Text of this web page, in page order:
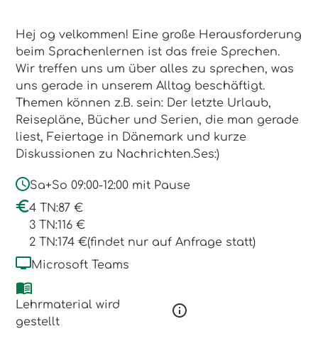
Hej og velkommen! Eine große Herausforderung
beim Sprachenlernen ist das freie Sprechen.
Wir treffen uns um über alles zu sprechen, was
uns gerade in unserem Alltag beschäftigt.
Themen können z.B. sein: Der letzte Urlaub,
Reisepläne, Bücher und Serien, die man gerade
liest, Feiertage in Dänemark und kurze
Diskussionen zu Nachrichten.Ses:)
Sa+So 09:00-12:00 mit Pause
4 TN:87 €
3 TN:116 €
2 TN:174 €(findet nur auf Anfrage statt)
Microsoft Teams
Lehrmaterial wird
gestellt